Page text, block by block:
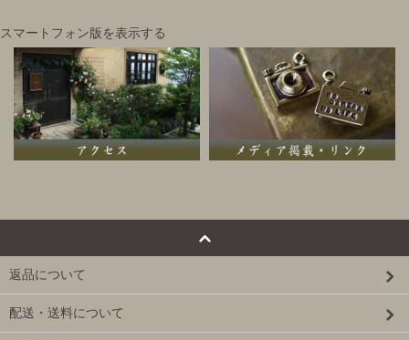
スマートフォン版を表示する
返品について
配送・送料について